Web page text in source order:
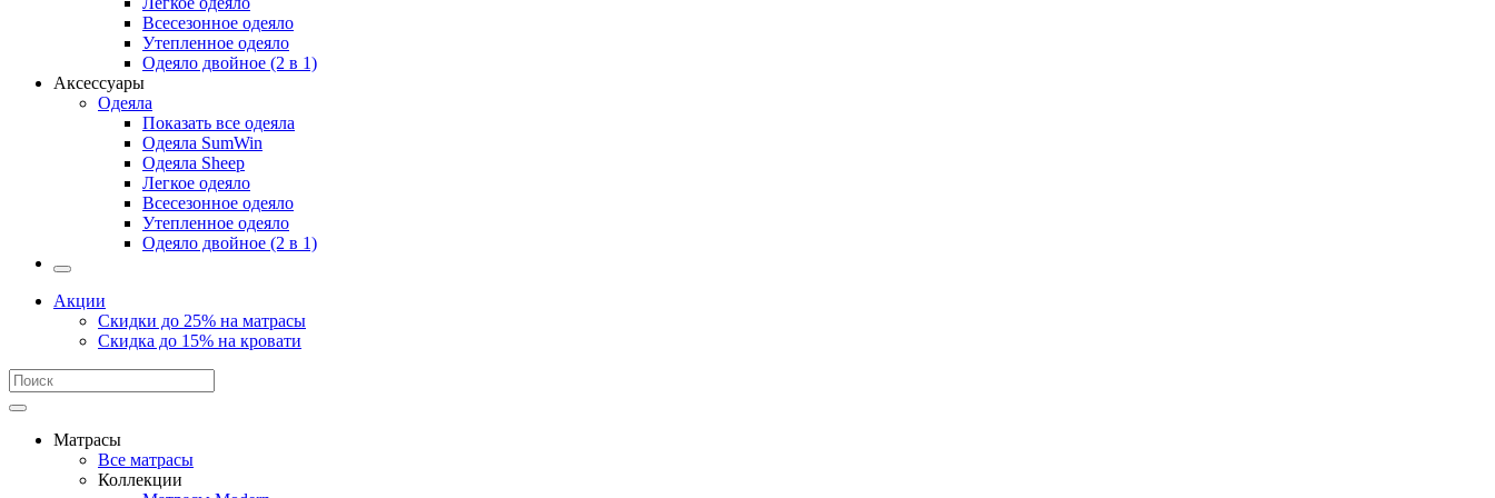
Всесезонное одеяло
Утепленное одеяло
Одеяло двойное (2 в 1)
Аксессуары
Одеяла
Показать все одеяла
Одеяла SumWin
Одеяла Sheep
Легкое одеяло
Всесезонное одеяло
Утепленное одеяло
Одеяло двойное (2 в 1)
Акции
Скидки до 25% на матрасы
Скидка до 15% на кровати
Матрасы
Все матрасы
Коллекции